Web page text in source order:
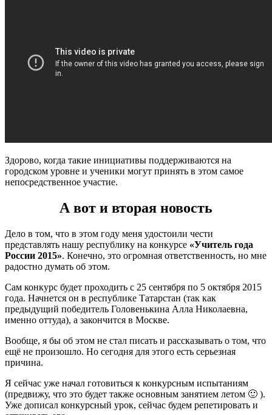
Здорово, когда такие инициативы поддерживаются на
городском уровне и ученики могут принять в этом самое
непосредственное участие.
А вот и вторая новость
Дело в том, что в этом году меня удостоили чести
представлять нашу республику на конкурсе «Учитель года
России 2015». Конечно, это огромная ответственность, но мне
радостно думать об этом.
Сам конкурс будет проходить с 25 сентября по 5 октября 2015
года. Начнется он в республике Татарстан (так как
предыдущий победитель Головенькина Алла Николаевна,
именно оттуда), а закончится в Москве.
Вообще, я бы об этом не стал писать и рассказывать о том, что
ещё не произошло. Но сегодня для этого есть серьезная
причина.
Я сейчас уже начал готовиться к конкурсным испытаниям
(предвижу, что это будет также основным занятием летом 🙂 ).
Уже дописал конкурсный урок, сейчас будем репетировать и